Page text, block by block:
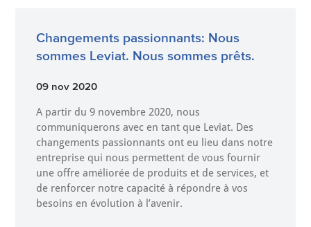
Changements passionnants: Nous
sommes Leviat. Nous sommes prêts.
09 nov 2020
A partir du 9 novembre 2020, nous
communiquerons avec en tant que Leviat. Des
changements passionnants ont eu lieu dans notre
entreprise qui nous permettent de vous fournir
une offre améliorée de produits et de services, et
de renforcer notre capacité à répondre à vos
besoins en évolution à l’avenir.